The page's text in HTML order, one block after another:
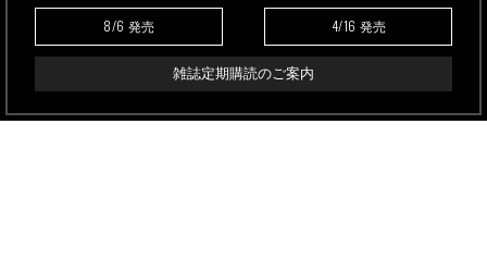
8/6 発売 4/16 発売
雑誌定期購読のご案内